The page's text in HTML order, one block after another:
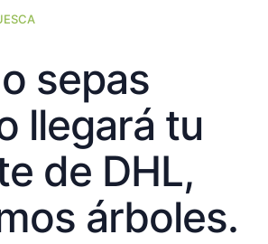
sepas
llegará tu
de DHL,
árboles.